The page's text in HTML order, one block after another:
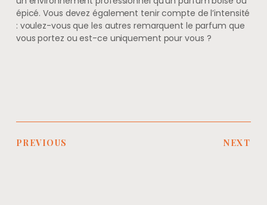
épicé. Vous devez également tenir compte de l’intensité
: voulez-vous que les autres remarquent le parfum que
vous portez ou est-ce uniquement pour vous ?
PREVIOUS NEXT